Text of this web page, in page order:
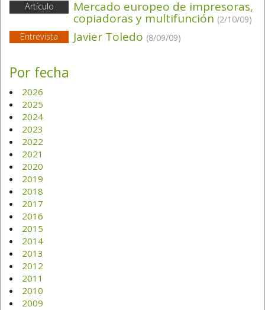
Artículo
Mercado europeo de impresoras,
copiadoras y multifunción (2/10/09)
Entrevista
Javier Toledo (8/09/09)
Por fecha
2026
2025
2024
2023
2022
2021
2020
2019
2018
2017
2016
2015
2014
2013
2012
2011
2010
2009